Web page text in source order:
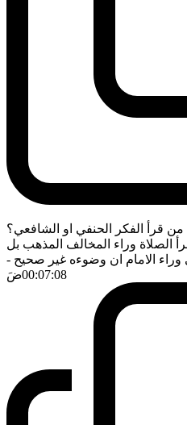
قرأ الفكر الحنفي او الشافعي؟
الصلاة وراء المخالف المذهب بل
الامام ان وضوءه غير صحيح -
00:07:08ضَ